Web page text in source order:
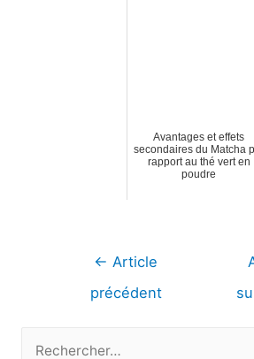
Avantages et effets
secondaires du Matcha
rapport au thé vert en
poudre
Navigation
← Article
précédent